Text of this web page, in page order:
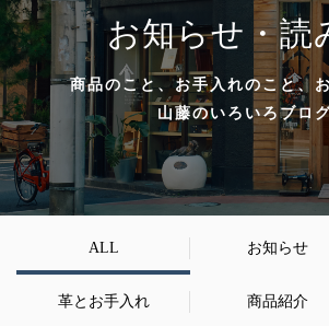
お知らせ・読
商品のこと、お手入れのこと、
山藤のいろいろブロ
ALL お知らせ
革とお手入れ 商品紹介